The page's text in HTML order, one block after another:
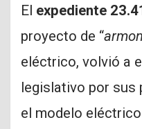
El expediente
proyecto de “
eléctrico, volvió a
legislativo por
el modelo